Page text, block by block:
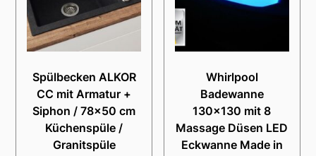
Spülbecken ALKOR
CC mit Armatur +
Siphon / 78×50 cm
Küchenspüle /
Granitspüle
Whirlpool
Badewanne
130×130 mit 8
Massage Düsen LED
Eckwanne Made in